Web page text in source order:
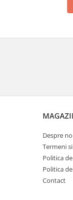
Despre
Termeni
Politica
Politica
Contact